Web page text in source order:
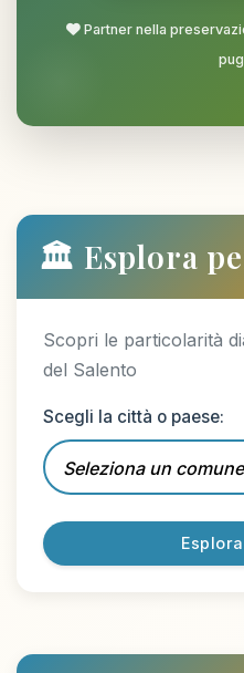
Partner nella
🏛️ Esplora
Scopri le particolarità
del Salento
Scegli la città o paese: